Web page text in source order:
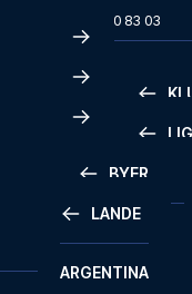
+45 72 10 83 03
SERIE A
BYER
LISSABON
LANDE
ARGENTINA
fodbold på
kampe.